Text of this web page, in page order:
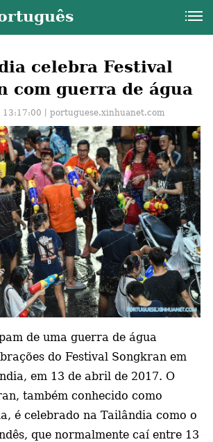
celebra Festival
com guerra de água
13:17:00丨portuguese.xinhuanet.com
de uma guerra de água
do Festival Songkran em
em 13 de abril de 2017. O
também conhecido como
é celebrado na Tailândia como o
que normalmente caí entre 13